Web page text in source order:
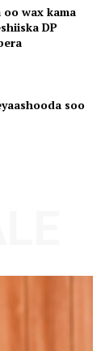
oo wax kama
DP
soo